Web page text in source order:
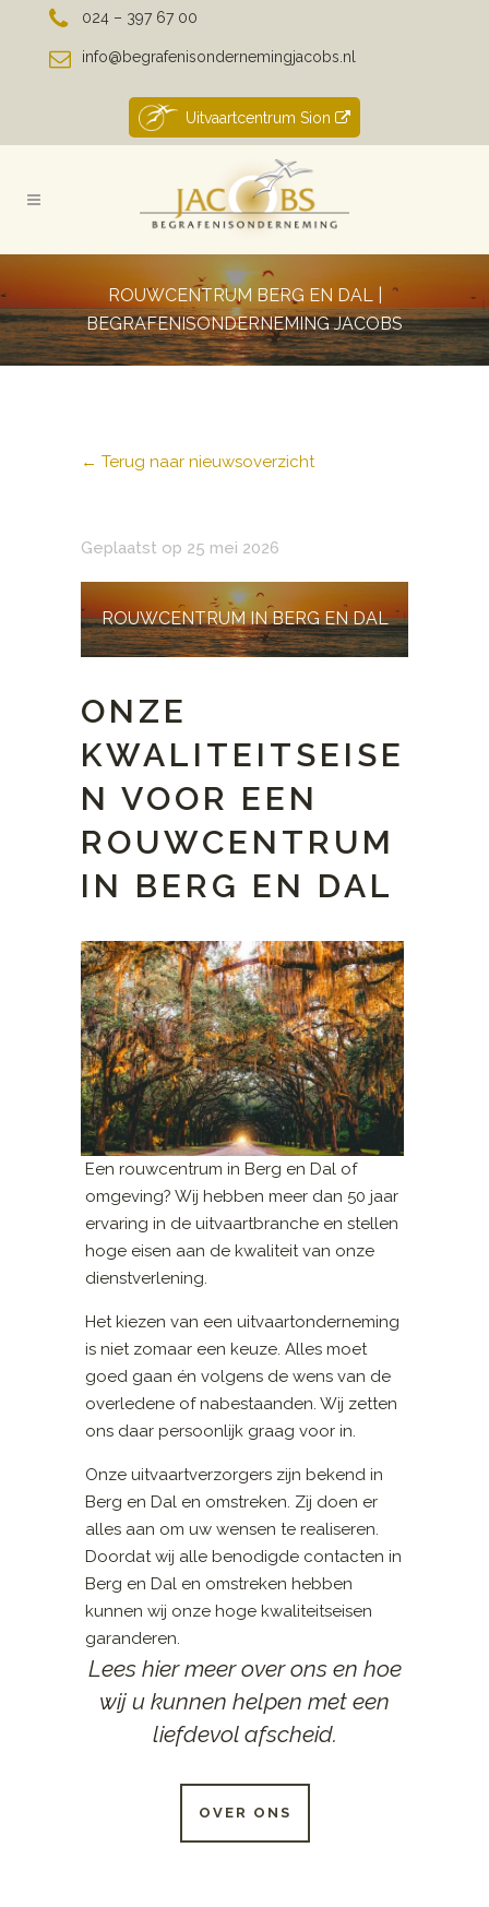
024 – 397 67 00
info@begrafenisondernemingjacobs.nl
Uitvaartcentrum Sion
ROUWCENTRUM BERG EN DAL |
BEGRAFENISONDERNEMING JACOBS
← Terug naar nieuwsoverzicht
Geplaatst op 25 mei 2026
ROUWCENTRUM IN BERG EN DAL
ONZE
KWALITEITSEISE
N VOOR EEN
ROUWCENTRUM
IN BERG EN DAL
Een rouwcentrum in Berg en Dal of
omgeving? Wij hebben meer dan 50 jaar
ervaring in de uitvaartbranche en stellen
hoge eisen aan de kwaliteit van onze
dienstverlening.
Het kiezen van een uitvaartonderneming
is niet zomaar een keuze. Alles moet
goed gaan én volgens de wens van de
overledene of nabestaanden. Wij zetten
ons daar persoonlijk graag voor in.
Onze uitvaartverzorgers zijn bekend in
Berg en Dal en omstreken. Zij doen er
alles aan om uw wensen te realiseren.
Doordat wij alle benodigde contacten in
Berg en Dal en omstreken hebben
kunnen wij onze hoge kwaliteitseisen
garanderen.
Lees hier meer over ons en hoe
wij u kunnen helpen met een
liefdevol afscheid.
OVER ONS